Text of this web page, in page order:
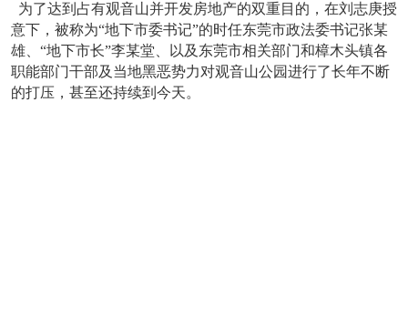
为了达到占有观音山并开发房地产的双重目的，在刘志庚授
意下，被称为“地下市委书记”的时任东莞市政法委书记张某
雄、“地下市长”李某堂、以及东莞市相关部门和樟木头镇各
职能部门干部及当地黑恶势力对观音山公园进行了长年不断
的打压，甚至还持续到今天。